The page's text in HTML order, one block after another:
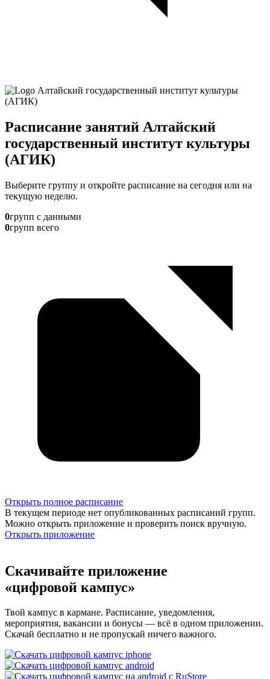
Расписание занятий Алтайский
государственный институт культуры
(АГИК)
Выберите группу и откройте расписание на сегодня или на
текущую неделю.
0групп с данными
0групп всего
Открыть полное расписание
В текущем периоде нет опубликованных расписаний групп.
Можно открыть приложение и проверить поиск вручную.
Открыть приложение
Скачивайте приложение
«цифровой кампус»
Твой кампус в кармане. Расписание, уведомления,
мероприятия, вакансии и бонусы — всё в одном приложении.
Скачай бесплатно и не пропускай ничего важного.